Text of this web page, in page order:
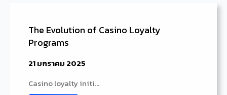
The Evolution of Casino Loyalty
Programs
21 มกราคม 2025
Casino loyalty initi…